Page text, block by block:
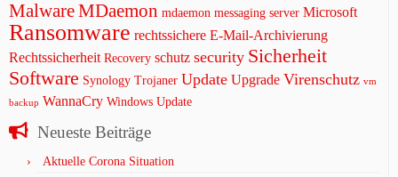
MalwareMDaemon mdaemon messaging server Microsoft
Ransomware rechtssichere E-Mail-Archivierung
Rechtssicherheit Recovery schutz security Sicherheit
Software Synology Trojaner Update Upgrade Virenschutz vm
backup WannaCry Windows Update
Neueste Beiträge
Aktuelle Corona Situation